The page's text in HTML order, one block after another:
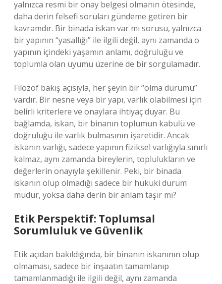
yalnızca resmi bir onay belgesi olmanın ötesinde,
daha derin felsefi soruları gündeme getiren bir
kavramdır. Bir binada iskan var mı sorusu, yalnızca
bir yapının “yasallığı” ile ilgili değil, aynı zamanda o
yapının içindeki yaşamın anlamı, doğruluğu ve
toplumla olan uyumu üzerine de bir sorgulamadır.
Filozof bakış açısıyla, her şeyin bir “olma durumu”
vardır. Bir nesne veya bir yapı, varlık olabilmesi için
belirli kriterlere ve onaylara ihtiyaç duyar. Bu
bağlamda, iskan, bir binanın toplumun kabulü ve
doğruluğu ile varlık bulmasının işaretidir. Ancak
iskanın varlığı, sadece yapının fiziksel varlığıyla sınırlı
kalmaz, aynı zamanda bireylerin, toplulukların ve
değerlerin onayıyla şekillenir. Peki, bir binada
iskanın olup olmadığı sadece bir hukuki durum
mudur, yoksa daha derin bir anlam taşır mı?
Etik Perspektif: Toplumsal
Sorumluluk ve Güvenlik
Etik açıdan bakıldığında, bir binanın iskanının olup
olmaması, sadece bir inşaatın tamamlanıp
tamamlanmadığı ile ilgili değil, aynı zamanda